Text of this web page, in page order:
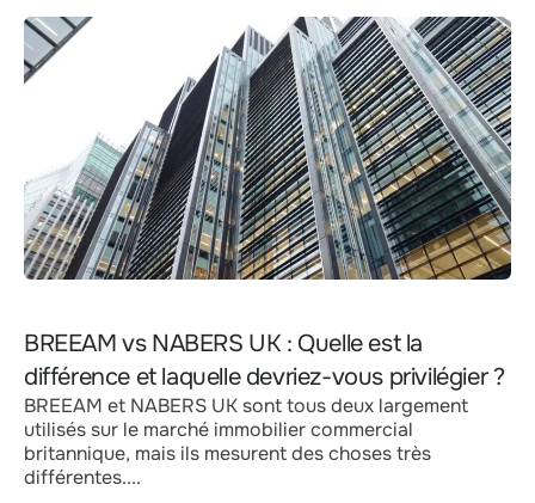
BREEAM vs NABERS UK : Quelle est la
différence et laquelle devriez-vous privilégier ?
BREEAM et NABERS UK sont tous deux largement
utilisés sur le marché immobilier commercial
britannique, mais ils mesurent des choses très
différentes....